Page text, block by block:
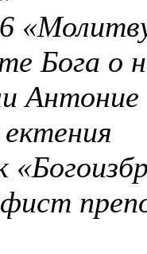
Бога о